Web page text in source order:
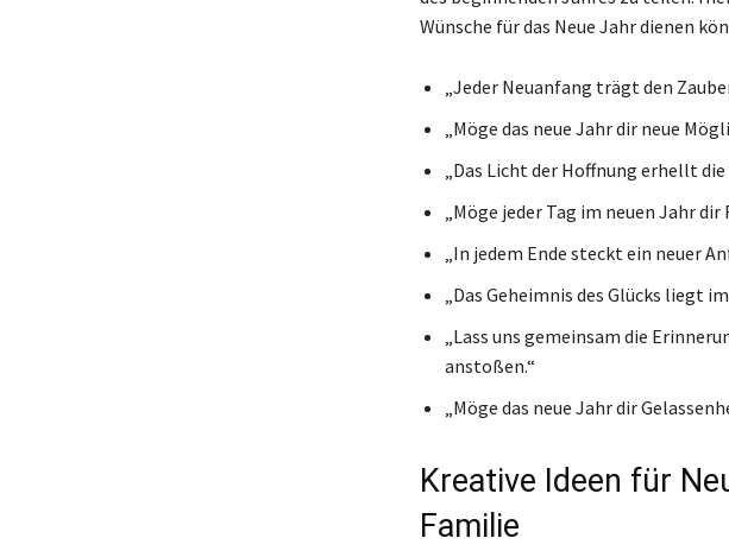
Wünsche für das Neue Jahr dienen
„Jeder Neuanfang trägt den
„Möge das neue Jahr dir neue
„Das Licht der Hoffnung erhellt
„Möge jeder Tag im neuen Jahr
„In jedem Ende steckt ein neuer
„Das Geheimnis des Glücks liegt
„Lass uns gemeinsam die
anstoßen.“
„Möge das neue Jahr dir
Kreative Ideen für
Familie